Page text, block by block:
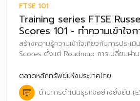
FTSE 101
Training series FTSE Russell ESG
Scores 101 - ทำความเข้าใจก
จบทุกขั้นตอน
สร้างความรู้ความเข้าใจเกี่ยวกับการประเ
Scores ตั้งแต่ Roadmap การเปลี่ยนผ่าน
กระบวนการประเมินโดย FTSE Russell
ตลาดหลักทรัพย์แห่งประเทศไทย
ด้านการดำเนินธุรกิจอย่างยั่งยืน